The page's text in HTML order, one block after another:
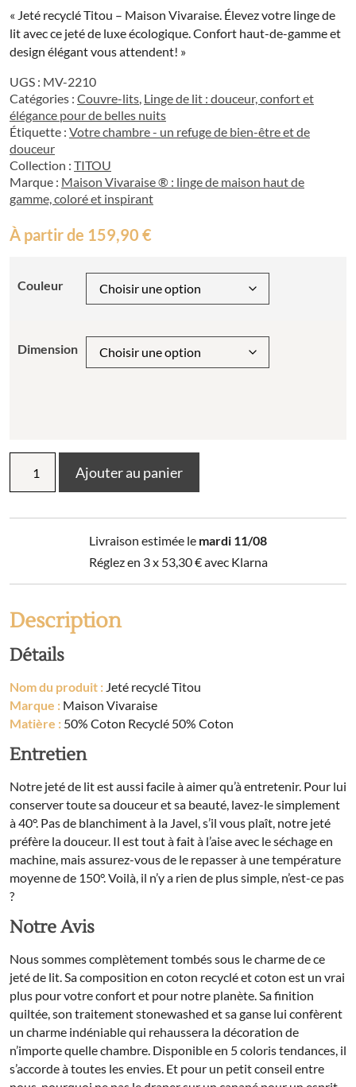
« Jeté recyclé Titou – Maison Vivaraise. Élevez votre linge de
lit avec ce jeté de luxe écologique. Confort haut-de-gamme et
design élégant vous attendent! »
UGS : MV-2210
Catégories : Couvre-lits, Linge de lit : douceur, confort et
élégance pour de belles nuits
Étiquette : Votre chambre - un refuge de bien-être et de
douceur
Collection : TITOU
Marque : Maison Vivaraise ® : linge de maison haut de
gamme, coloré et inspirant
À partir de 159,90 €
Couleur
Dimension
Jeté
Ajouter au panier
Livraison estimée le mardi 11/08
Réglez en 3 x 53,30€avec Klarna
Description
Détails
Nom du produit : Jeté recyclé Titou
Marque : Maison Vivaraise
Matière : 50% Coton Recyclé 50% Coton
Entretien
Notre jeté de lit est aussi facile à aimer qu’à entretenir. Pour lui
conserver toute sa douceur et sa beauté, lavez-le simplement
à 40°. Pas de blanchiment à la Javel, s’il vous plaît, notre jeté
préfère la douceur. Il est tout à fait à l’aise avec le séchage en
machine, mais assurez-vous de le repasser à une température
moyenne de 150°. Voilà, il n’y a rien de plus simple, n’est-ce pas
?
Notre Avis
Nous sommes complètement tombés sous le charme de ce
jeté de lit. Sa composition en coton recyclé et coton est un vrai
plus pour votre confort et pour notre planète. Sa finition
quiltée, son traitement stonewashed et sa ganse lui confèrent
un charme indéniable qui rehaussera la décoration de
n’importe quelle chambre. Disponible en 5 coloris tendances, il
s’accorde à toutes les envies. Et pour un petit conseil entre